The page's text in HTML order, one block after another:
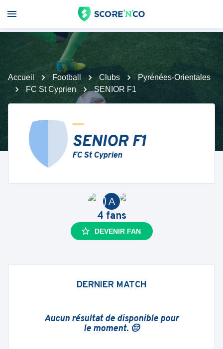
Accueil Football Clubs
Pyrénées-Orientales
FC St Cyprien
SENIOR F1
SENIOR F1
FC St Cyprien
A
4 fans
DEVENIR FAN
DERNIER MATCH
Aucun résultat de disponible pour
le moment. 😔